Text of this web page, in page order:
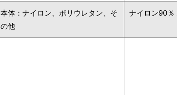
本体：ナイロン、ポリウレタン、そ
の他
ナイロン90％